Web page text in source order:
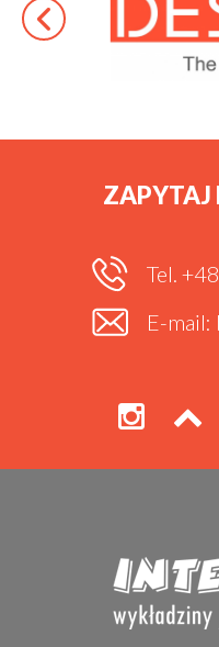
ZAPYTAJ
Tel.
E-